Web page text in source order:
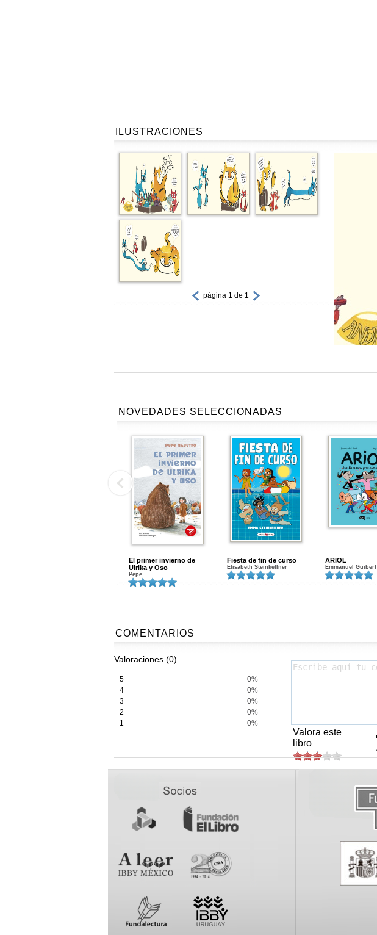
ILUSTRACIONES
página 1 de 1
NOVEDADES SELECCIONADAS
El primer invierno de
Ulrika y Oso
Pepe
Fiesta de fin de curso
Elisabeth Steinkellner
ARIOL
Emmanuel Guibert
COMENTARIOS
Valoraciones (0)
5
0%
4
0%
3
0%
2
0%
1
0%
Valora este
libro